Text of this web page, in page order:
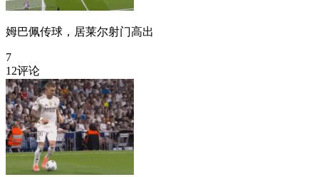
姆巴佩传球，居莱尔射门高出
7
12评论